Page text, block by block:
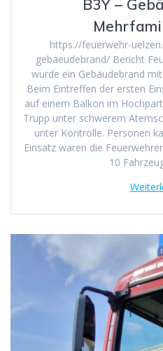
B3Y –
https://feuerwehr-
gebaeudebrand/ Bericht
wurde ein Gebäudebrand
Beim Eintreffen der ersten
auf einem Balkon im
Trupp unter schwerem
unter Kontrolle. Personen
Einsatz waren die
10